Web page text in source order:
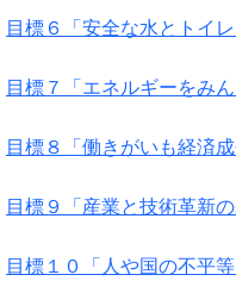
目標６「安全な水とトイレ
目標７「エネルギーをみ
目標８「働きがいも経済成
目標９「産業と技術革新の
目標１０「人や国の不平等